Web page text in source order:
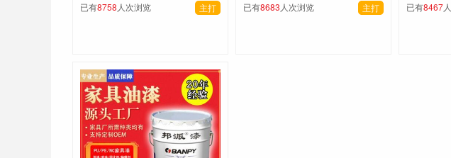
已有8758 人次浏览 主打 已有8683 人次浏览 主打 已有8467